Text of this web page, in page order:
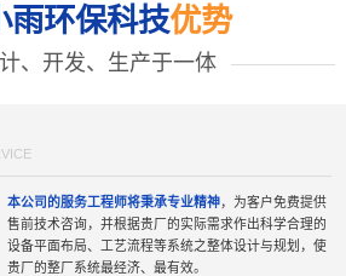
雨环保科技优势
、开发、生产于一体
本公司的服务工程师将秉承专业精神，为客户免费提供
售前技术咨询，并根据贵厂的实际需求作出科学合理的
设备平面布局、工艺流程等系统之整体设计与规划，使
贵厂的整厂系统最经济、最有效。